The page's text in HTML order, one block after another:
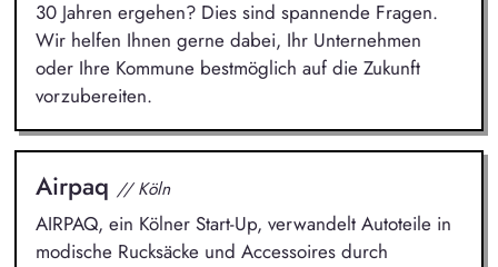
30 Jahren ergehen? Dies sind spannende Fragen.
Wir helfen Ihnen gerne dabei, Ihr Unternehmen
oder Ihre Kommune bestmöglich auf die Zukunft
vorzubereiten.
Airpaq // Köln
AIRPAQ, ein Kölner Start-Up, verwandelt Autoteile in
modische Rucksäcke und Accessoires durch